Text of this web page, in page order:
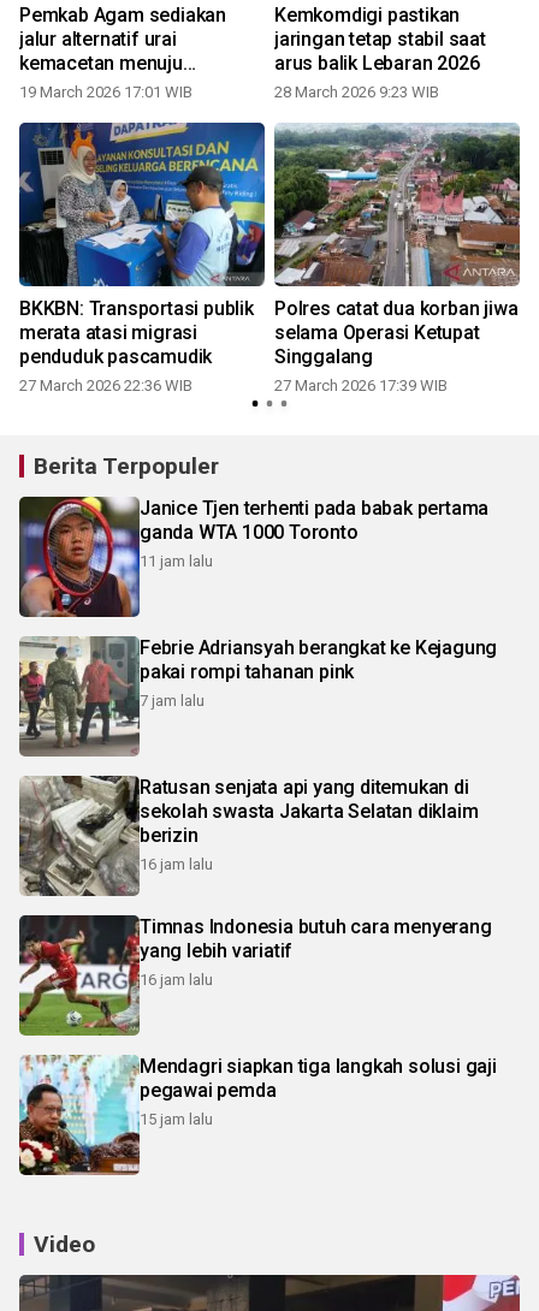
Pemkab Agam sediakan
jalur alternatif urai
kemacetan menuju
Bukittinggi
19 March 2026 17:01 WIB
Kemkomdigi pastikan
jaringan tetap stabil saat
arus balik Lebaran 2026
28 March 2026 9:23 WIB
BKKBN: Transportasi publik
merata atasi migrasi
penduduk pascamudik
27 March 2026 22:36 WIB
Polres catat dua korban jiwa
selama Operasi Ketupat
Singgalang
27 March 2026 17:39 WIB
Berita Terpopuler
Janice Tjen terhenti pada babak pertama
ganda WTA 1000 Toronto
11 jam lalu
Febrie Adriansyah berangkat ke Kejagung
pakai rompi tahanan pink
7 jam lalu
Ratusan senjata api yang ditemukan di
sekolah swasta Jakarta Selatan diklaim
berizin
16 jam lalu
Timnas Indonesia butuh cara menyerang
yang lebih variatif
16 jam lalu
Mendagri siapkan tiga langkah solusi gaji
pegawai pemda
15 jam lalu
Video